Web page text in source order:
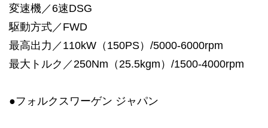
変速機／6速DSG
駆動方式／FWD
最高出力／110kW（150PS）/5000-6000rpm
最大トルク／250Nm（25.5kgm）/1500-4000rpm
●フォルクスワーゲン ジャパン